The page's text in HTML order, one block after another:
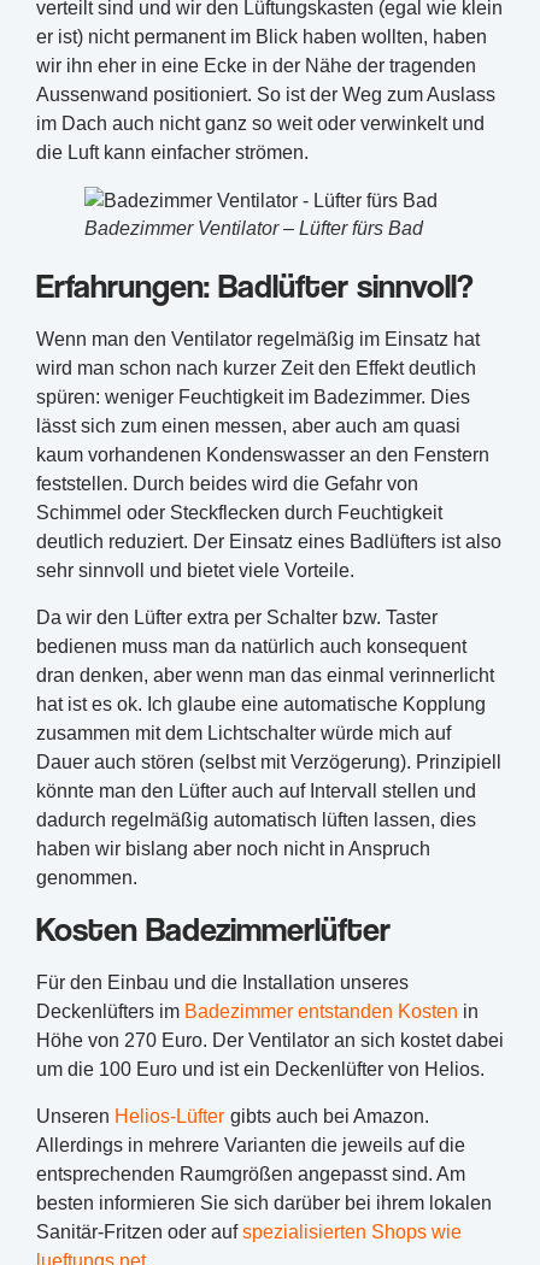
verteilt sind und wir den Lüftungskasten (egal wie klein
er ist) nicht permanent im Blick haben wollten, haben
wir ihn eher in eine Ecke in der Nähe der tragenden
Aussenwand positioniert. So ist der Weg zum Auslass
im Dach auch nicht ganz so weit oder verwinkelt und
die Luft kann einfacher strömen.
Badezimmer Ventilator – Lüfter fürs Bad
Erfahrungen: Badlüfter sinnvoll?
Wenn man den Ventilator regelmäßig im Einsatz hat
wird man schon nach kurzer Zeit den Effekt deutlich
spüren: weniger Feuchtigkeit im Badezimmer. Dies
lässt sich zum einen messen, aber auch am quasi
kaum vorhandenen Kondenswasser an den Fenstern
feststellen. Durch beides wird die Gefahr von
Schimmel oder Steckflecken durch Feuchtigkeit
deutlich reduziert. Der Einsatz eines Badlüfters ist also
sehr sinnvoll und bietet viele Vorteile.
Da wir den Lüfter extra per Schalter bzw. Taster
bedienen muss man da natürlich auch konsequent
dran denken, aber wenn man das einmal verinnerlicht
hat ist es ok. Ich glaube eine automatische Kopplung
zusammen mit dem Lichtschalter würde mich auf
Dauer auch stören (selbst mit Verzögerung). Prinzipiell
könnte man den Lüfter auch auf Intervall stellen und
dadurch regelmäßig automatisch lüften lassen, dies
haben wir bislang aber noch nicht in Anspruch
genommen.
Kosten Badezimmerlüfter
Für den Einbau und die Installation unseres
Deckenlüfters im Badezimmer entstanden Kosten in
Höhe von 270 Euro. Der Ventilator an sich kostet dabei
um die 100 Euro und ist ein Deckenlüfter von Helios.
Unseren Helios-Lüfter gibts auch bei Amazon.
Allerdings in mehrere Varianten die jeweils auf die
entsprechenden Raumgrößen angepasst sind. Am
besten informieren Sie sich darüber bei ihrem lokalen
Sanitär-Fritzen oder aufspezialisierten Shops wie
lueftungs.net